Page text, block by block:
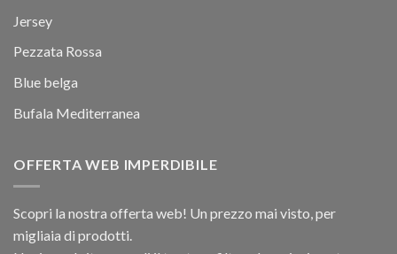
Jersey
Pezzata Rossa
Blue belga
Bufala Mediterranea
OFFERTA WEB IMPERDIBILE
Scopri la nostra offerta web! Un prezzo mai visto, per
migliaia di prodotti.